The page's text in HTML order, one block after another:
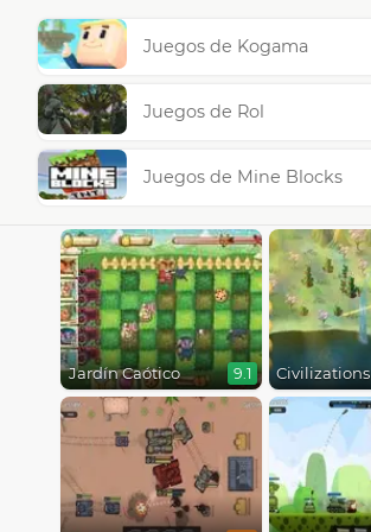
Juegos de Kogama
Juegos de Rol
Juegos de Mine Blocks
Jardín Caótico 9.1